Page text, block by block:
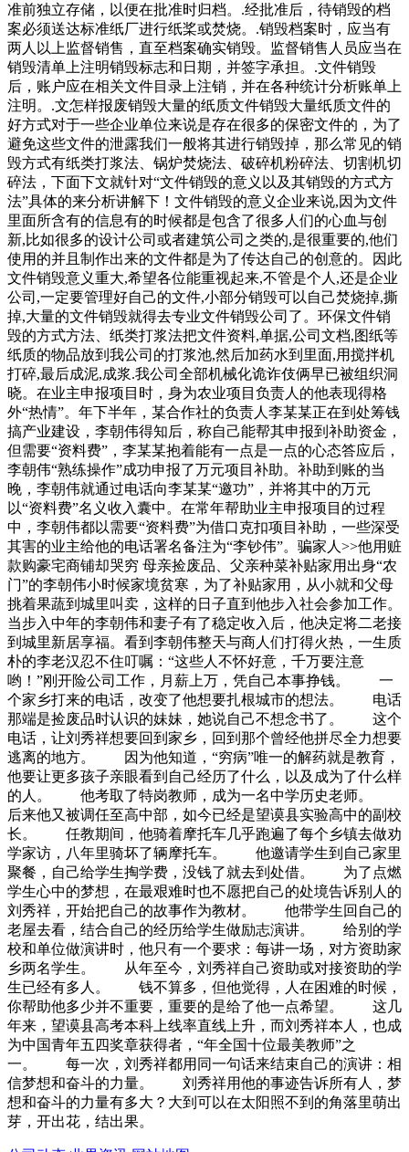
准前独立存储，以便在批准时归档。.经批准后，待销毁的档
案必须送达标准纸厂进行纸桨或焚烧。.销毁档案时，应当有
两人以上监督销售，直至档案确实销毁。监督销售人员应当在
销毁清单上注明销毁标志和日期，并签字承担。.文件销毁
后，账户应在相关文件目录上注销，并在各种统计分析账单上
注明。.文怎样报废销毁大量的纸质文件销毁大量纸质文件的
好方式对于一些企业单位来说是存在很多的保密文件的，为了
避免这些文件的泄露我们一般将其进行销毁掉，那么常见的销
毁方式有纸类打浆法、锅炉焚烧法、破碎机粉碎法、切割机切
碎法，下面下文就针对“文件销毁的意义以及其销毁的方式方
法”具体的来分析讲解下！文件销毁的意义企业来说,因为文件
里面所含有的信息有的时候都是包含了很多人们的心血与创
新,比如很多的设计公司或者建筑公司之类的,是很重要的,他们
使用的并且制作出来的文件都是为了传达自己的创意的。因此
文件销毁意义重大,希望各位能重视起来,不管是个人,还是企业
公司,一定要管理好自己的文件,小部分销毁可以自己焚烧掉,撕
掉,大量的文件销毁就得去专业文件销毁公司了。环保文件销
毁的方式方法、纸类打浆法把文件资料,单据,公司文档,图纸等
纸质的物品放到我公司的打浆池,然后加药水到里面,用搅拌机
打碎,最后成泥,成浆.我公司全部机械化诡诈伎俩早已被组织洞
晓。在业主申报项目时，身为农业项目负责人的他表现得格
外“热情”。年下半年，某合作社的负责人李某某正在到处筹钱
搞产业建设，李朝伟得知后，称自己能帮其申报到补助资金，
但需要“资料费”，李某某抱着能有一点是一点的心态答应后，
李朝伟“熟练操作”成功申报了万元项目补助。补助到账的当
晚，李朝伟就通过电话向李某某“邀功”，并将其中的万元
以“资料费”名义收入囊中。在常年帮助业主申报项目的过程
中，李朝伟都以需要“资料费”为借口克扣项目补助，一些深受
其害的业主给他的电话署名备注为“李钞伟”。骗家人>>他用赃
款购豪宅商铺却哭穷 母亲捡废品、父亲种菜补贴家用出身“农
门”的李朝伟小时候家境贫寒，为了补贴家用，从小就和父母
挑着果蔬到城里叫卖，这样的日子直到他步入社会参加工作。
当步入中年的李朝伟和妻子有了稳定收入后，他决定将二老接
到城里新居享福。看到李朝伟整天与商人们打得火热，一生质
朴的李老汉忍不住叮嘱：“这些人不怀好意，千万要注意
哟！”刚开险公司工作，月薪上万，凭自己本事挣钱。 一
个家乡打来的电话，改变了他想要扎根城市的想法。 电话
那端是捡废品时认识的妹妹，她说自己不想念书了。 这个
电话，让刘秀祥想要回到家乡，回到那个曾经他拼尽全力想要
逃离的地方。 因为他知道，“穷病”唯一的解药就是教育，
他要让更多孩子亲眼看到自己经历了什么，以及成为了什么样
的人。 他考取了特岗教师，成为一名中学历史老师。
后来他又被调任至高中部，如今已经是望谟县实验高中的副校
长。 任教期间，他骑着摩托车几乎跑遍了每个乡镇去做劝
学家访，八年里骑坏了辆摩托车。 他邀请学生到自己家里
聚餐，自己给学生掏学费，没钱了就去到处借。 为了点燃
学生心中的梦想，在最艰难时也不愿把自己的处境告诉别人的
刘秀祥，开始把自己的故事作为教材。 他带学生回自己的
老屋去看，结合自己的经历给学生做励志演讲。 给别的学
校和单位做演讲时，他只有一个要求：每讲一场，对方资助家
乡两名学生。 从年至今，刘秀祥自己资助或对接资助的学
生已经有多人。 钱不算多，但他觉得，人在困难的时候，
你帮助他多少并不重要，重要的是给了他一点希望。 这几
年来，望谟县高考本科上线率直线上升，而刘秀祥本人，也成
为中国青年五四奖章获得者，“年全国十位最美教师”之
一。 每一次，刘秀祥都用同一句话来结束自己的演讲：相
信梦想和奋斗的力量。 刘秀祥用他的事迹告诉所有人，梦
想和奋斗的力量有多大？大到可以在太阳照不到的角落里萌出
芽，开出花，结出果。